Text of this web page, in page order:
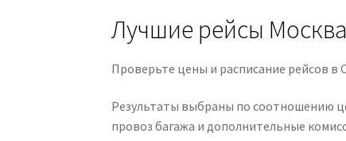
Лучшие рейсы
Проверьте цены и расписание рейсов в
Результаты выбраны по соотношению
провоз багажа и дополнительные